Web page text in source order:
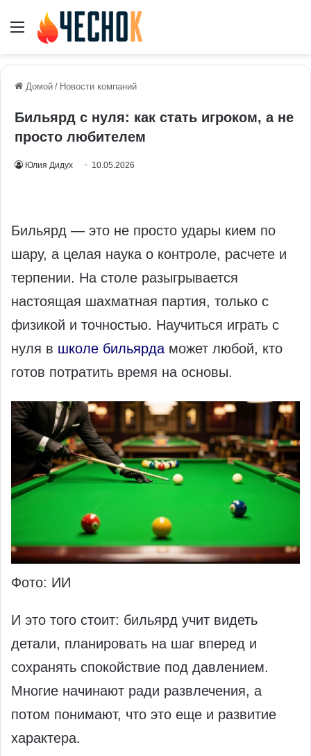
Меню
Домой / Новости компаний
Бильярд с нуля: как стать игроком, а не
просто любителем
Юлия Дидух 10.05.2026
Бильярд — это не просто удары кием по
шару, а целая наука о контроле, расчете и
терпении. На столе разыгрывается
настоящая шахматная партия, только с
физикой и точностью. Научиться играть с
нуля в школе бильярда может любой, кто
готов потратить время на основы.
Фото: ИИ
И это того стоит: бильярд учит видеть
детали, планировать на шаг вперед и
сохранять спокойствие под давлением.
Многие начинают ради развлечения, а
потом понимают, что это еще и развитие
характера.